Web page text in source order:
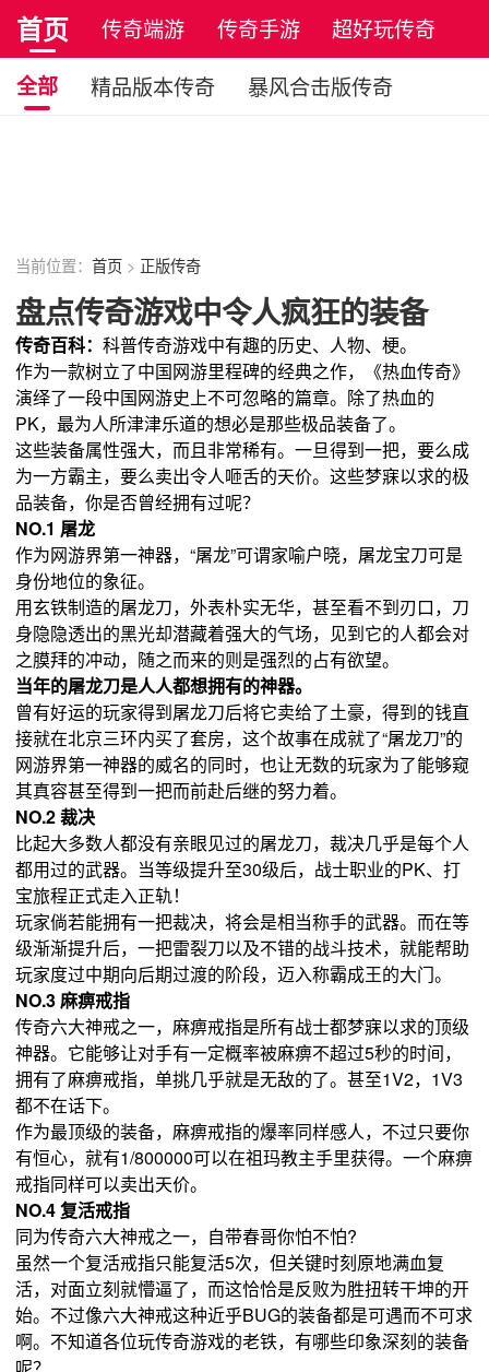
首页 传奇端游 传奇手游
超好玩传奇
正版传奇
全部 精品版本传奇
暴风合击版传奇
复古传奇
当前位置：首页 > 正版传奇
盘点传奇游戏中令人疯狂的装备
传奇百科：科普传奇游戏中有趣的历史、人物、梗。
作为一款树立了中国网游里程碑的经典之作，《热血传奇》
演绎了一段中国网游史上不可忽略的篇章。除了热血的
PK，最为人所津津乐道的想必是那些极品装备了。
这些装备属性强大，而且非常稀有。一旦得到一把，要么成
为一方霸主，要么卖出令人咂舌的天价。这些梦寐以求的极
品装备，你是否曾经拥有过呢？
NO.1 屠龙
作为网游界第一神器，“屠龙”可谓家喻户晓，屠龙宝刀可是
身份地位的象征。
用玄铁制造的屠龙刀，外表朴实无华，甚至看不到刃口，刀
身隐隐透出的黑光却潜藏着强大的气场，见到它的人都会对
之膜拜的冲动，随之而来的则是强烈的占有欲望。
当年的屠龙刀是人人都想拥有的神器。
曾有好运的玩家得到屠龙刀后将它卖给了土豪，得到的钱直
接就在北京三环内买了套房，这个故事在成就了“屠龙刀”的
网游界第一神器的威名的同时，也让无数的玩家为了能够窥
其真容甚至得到一把而前赴后继的努力着。
NO.2 裁决
比起大多数人都没有亲眼见过的屠龙刀，裁决几乎是每个人
都用过的武器。当等级提升至30级后，战士职业的PK、打
宝旅程正式走入正轨！
玩家倘若能拥有一把裁决，将会是相当称手的武器。而在等
级渐渐提升后，一把雷裂刀以及不错的战斗技术，就能帮助
玩家度过中期向后期过渡的阶段，迈入称霸成王的大门。
NO.3 麻痹戒指
传奇六大神戒之一，麻痹戒指是所有战士都梦寐以求的顶级
神器。它能够让对手有一定概率被麻痹不超过5秒的时间，
拥有了麻痹戒指，单挑几乎就是无敌的了。甚至1V2，1V3
都不在话下。
作为最顶级的装备，麻痹戒指的爆率同样感人，不过只要你
有恒心，就有1/800000可以在祖玛教主手里获得。一个麻痹
戒指同样可以卖出天价。
NO.4 复活戒指
同为传奇六大神戒之一，自带春哥你怕不怕?
虽然一个复活戒指只能复活5次，但关键时刻原地满血复
活，对面立刻就懵逼了，而这恰恰是反败为胜扭转干坤的开
始。不过像六大神戒这种近乎BUG的装备都是可遇而不可求
啊。不知道各位玩传奇游戏的老铁，有哪些印象深刻的装备
呢？